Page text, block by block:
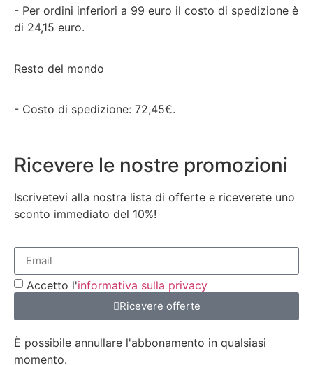
- Per ordini inferiori a 99 euro il costo di spedizione è
di 24,15 euro.
Resto del mondo
- Costo di spedizione: 72,45€.
Ricevere le nostre promozioni
Iscrivetevi alla nostra lista di offerte e riceverete uno
sconto immediato del 10%!
Accetto l'informativa sulla privacy
Ricevere offerte
È possibile annullare l'abbonamento in qualsiasi
momento.